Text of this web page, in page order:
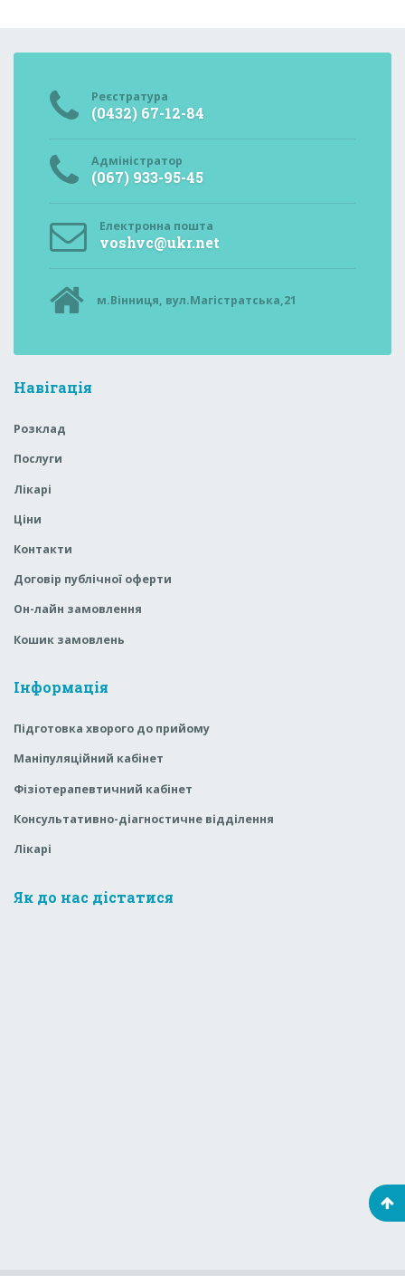
Реєстратура
(0432) 67-12-84
Адміністратор
(067) 933-95-45
Електронна пошта
voshvc@ukr.net
м.Вінниця, вул.Магістратська,21
Навігація
Розклад
Послуги
Лікарі
Ціни
Контакти
Договір публічної оферти
Он-лайн замовлення
Кошик замовлень
Інформація
Підготовка хворого до прийому
Маніпуляційний кабінет
Фізіотерапевтичний кабінет
Консультативно-діагностичне відділення
Лікарі
Як до нас дістатися